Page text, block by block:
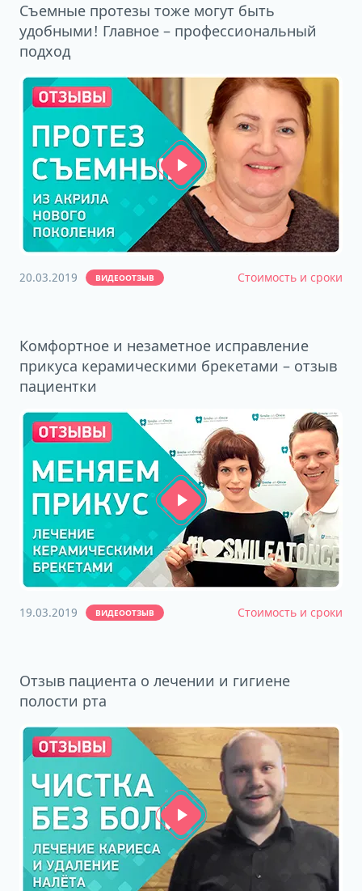
Съемные протезы тоже могут быть
удобными! Главное – профессиональный
подход
20.03.2019 ВИДЕООТЗЫВ Стоимость и сроки
Комфортное и незаметное исправление
прикуса керамическими брекетами – отзыв
пациентки
19.03.2019 ВИДЕООТЗЫВ Стоимость и сроки
Отзыв пациента о лечении и гигиене
полости рта